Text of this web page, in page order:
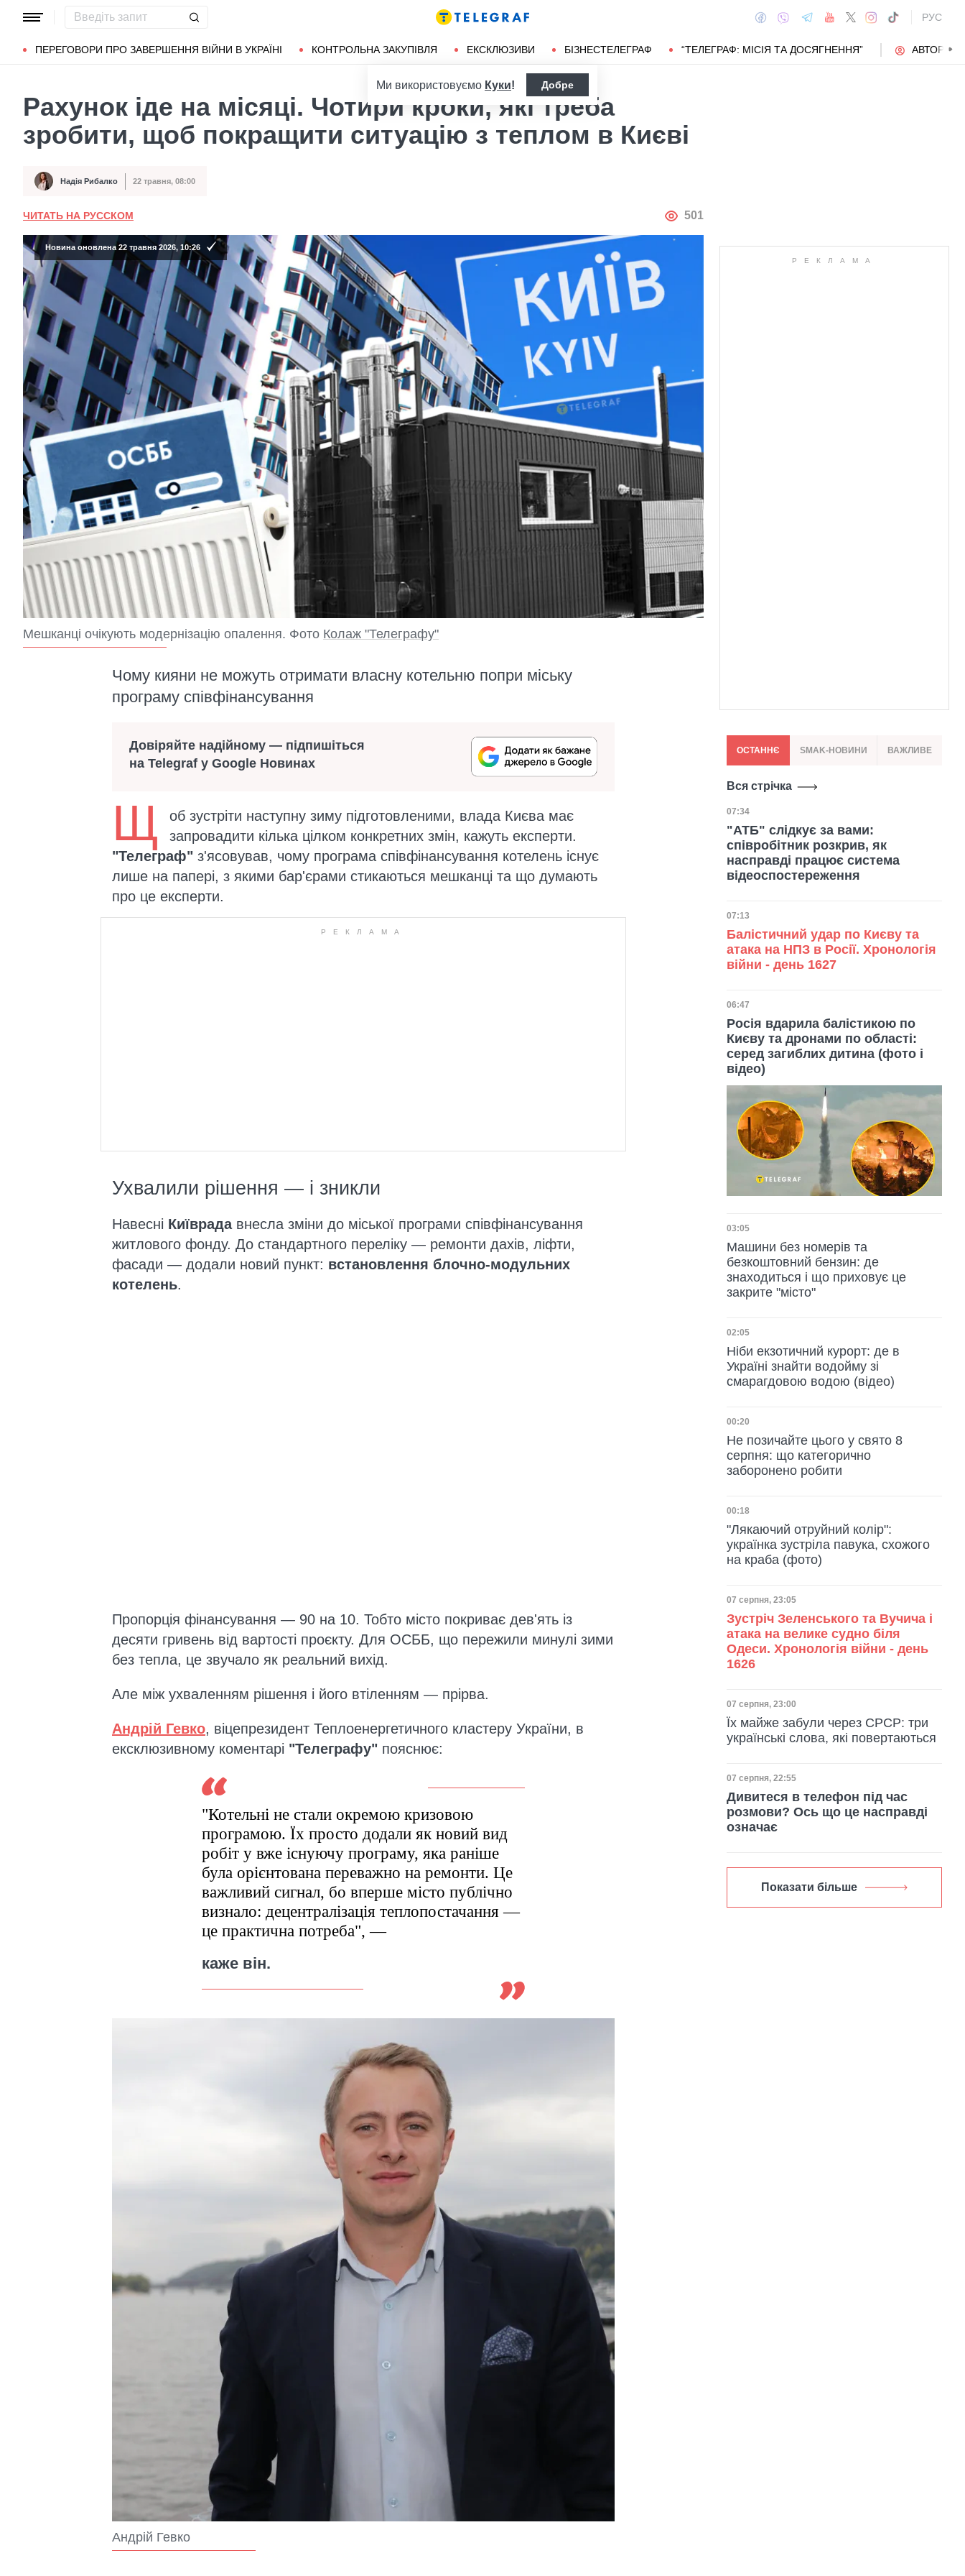
РУС
ПЕРЕГОВОРИ ПРО ЗАВЕРШЕННЯ ВІЙНИ В УКРАЇНІ КОНТРОЛЬНА ЗАКУПІВЛЯ ЕКСКЛЮЗИВИ БІЗНЕСТЕЛЕГРАФ “ТЕЛЕГРАФ: МІСІЯ ТА ДОСЯГНЕННЯ” АВТОРИ
Популярні запити Маріуполь Донбас
Ми використовуємо Куки! Добре
Рахунок іде на місяці. Чотири кроки, які треба
зробити, щоб покращити ситуацію з теплом в Києві
Автор Надія Рибалко
Дата публікації 22 травня, 08:00
ЧИТАТЬ НА РУССКОМ АВТОР
501
Новина оновлена 22 травня 2026, 10:26
Мешканці очікують модернізацію опалення. Фото Колаж "Телеграфу"
Чому кияни не можуть отримати власну котельню попри міську
програму співфінансування
Довіряйте надійному — підпишіться
на Telegraf у Google Новинах
Щ
об зустріти наступну зиму підготовленими, влада Києва має
запровадити кілька цілком конкретних змін, кажуть експерти.
"Телеграф" з'ясовував, чому програма співфінансування котелень існує
лише на папері, з якими бар'єрами стикаються мешканці та що думають
про це експерти.
Ухвалили рішення — і зникли
Навесні Київрадавнесла зміни до міської програми співфінансування
житлового фонду. До стандартного переліку — ремонти дахів, ліфти,
фасади — додали новий пункт: встановлення блочно-модульних
котелень.
Пропорція фінансування — 90 на 10. Тобто місто покриває дев'ять із
десяти гривень від вартості проєкту. Для ОСББ, що пережили минулі зими
без тепла, це звучало як реальний вихід.
Але між ухваленням рішення і його втіленням — прірва.
Андрій Гевко, віцепрезидент Теплоенергетичного кластеру України, в
ексклюзивному коментарі "Телеграфу" пояснює:
"Котельні не стали окремою кризовою
програмою. Їх просто додали як новий вид
робіт у вже існуючу програму, яка раніше
була орієнтована переважно на ремонти. Це
важливий сигнал, бо вперше місто публічно
визнало: децентралізація теплопостачання —
це практична потреба", —
каже він.
Андрій Гевко
ОСТАННЄ SMAK-НОВИНИ ВАЖЛИВЕ
Вся стрічка
Дата публікації
07:34
"АТБ" слідкує за вами:
співробітник розкрив, як
насправді працює система
відеоспостереження
Дата публікації
07:13
Балістичний удар по Києву та
атака на НПЗ в Росії. Хронологія
війни - день 1627
Дата публікації
06:47
Росія вдарила балістикою по
Києву та дронами по області:
серед загиблих дитина (фото і
відео)
Дата публікації
03:05
Машини без номерів та
безкоштовний бензин: де
знаходиться і що приховує це
закрите "місто"
Дата публікації
02:05
Ніби екзотичний курорт: де в
Україні знайти водойму зі
смарагдовою водою (відео)
Дата публікації
00:20
Не позичайте цього у свято 8
серпня: що категорично
заборонено робити
Дата публікації
00:18
"Лякаючий отруйний колір":
українка зустріла павука, схожого
на краба (фото)
Дата публікації
07 серпня, 23:05
Зустріч Зеленського та Вучича і
атака на велике судно біля
Одеси. Хронологія війни - день
1626
Дата публікації
07 серпня, 23:00
Їх майже забули через СРСР: три
українські слова, які повертаються
Дата публікації
07 серпня, 22:55
Дивитеся в телефон під час
розмови? Ось що це насправді
означає
Показати більше